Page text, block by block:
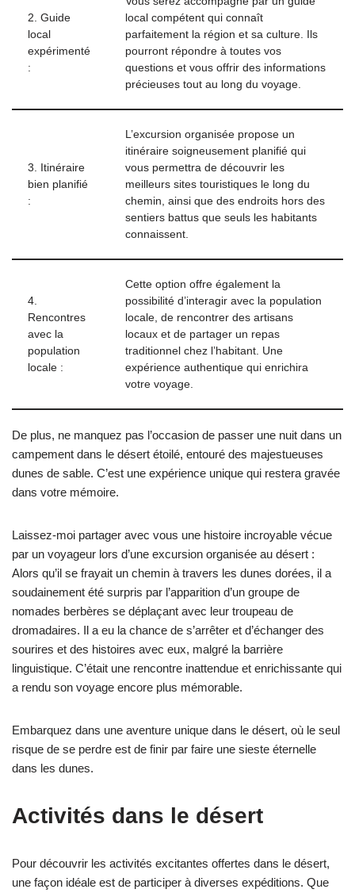
2. Guide
local
expérimenté
:
local compétent qui connaît
parfaitement la région et sa culture. Ils
pourront répondre à toutes vos
questions et vous offrir des informations
précieuses tout au long du voyage.
3. Itinéraire
bien planifié
:
L’excursion organisée propose un
itinéraire soigneusement planifié qui
vous permettra de découvrir les
meilleurs sites touristiques le long du
chemin, ainsi que des endroits hors des
sentiers battus que seuls les habitants
connaissent.
4.
Rencontres
avec la
population
locale :
Cette option offre également la
possibilité d’interagir avec la population
locale, de rencontrer des artisans
locaux et de partager un repas
traditionnel chez l’habitant. Une
expérience authentique qui enrichira
votre voyage.
De plus, ne manquez pas l’occasion de passer une nuit dans un
campement dans le désert étoilé, entouré des majestueuses
dunes de sable. C’est une expérience unique qui restera gravée
dans votre mémoire.
Laissez-moi partager avec vous une histoire incroyable vécue
par un voyageur lors d’une excursion organisée au désert :
Alors qu’il se frayait un chemin à travers les dunes dorées, il a
soudainement été surpris par l’apparition d’un groupe de
nomades berbères se déplaçant avec leur troupeau de
dromadaires. Il a eu la chance de s’arrêter et d’échanger des
sourires et des histoires avec eux, malgré la barrière
linguistique. C’était une rencontre inattendue et enrichissante qui
a rendu son voyage encore plus mémorable.
Embarquez dans une aventure unique dans le désert, où le seul
risque de se perdre est de finir par faire une sieste éternelle
dans les dunes.
Activités dans le désert
Pour découvrir les activités excitantes offertes dans le désert,
une façon idéale est de participer à diverses expéditions. Que